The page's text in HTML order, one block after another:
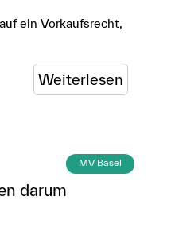
ein Vorkaufsrecht,
Weiterlesen
MV Basel
darum